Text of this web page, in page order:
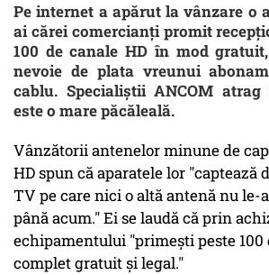
Pe internet a apărut la vânzare o
ai cărei comercianți promit
100 de canale HD în mod
nevoie de plata vreunui
cablu. Specialiștii ANCOM
este o mare păcăleală.
Vânzătorii antenelor minune de
HD spun că aparatele lor "captează
TV pe care nici o altă antenă nu le-
până acum." Ei se laudă că prin
echipamentului "primești peste 100
complet gratuit și legal."